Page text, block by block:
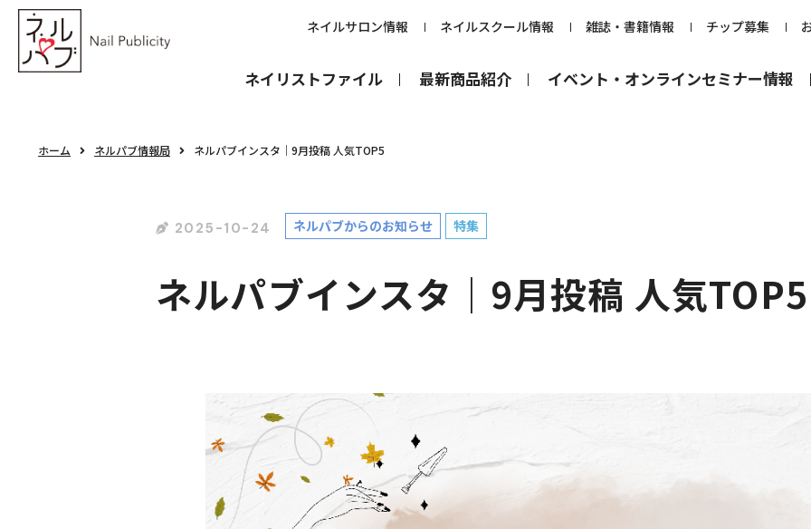
ネイルサロン情報 ネイルスクール情報 雑誌・書籍情報 チップ募集
ネイリストファイル 最新商品紹介 イベント・オンラインセミナー情報
ホーム ネルパブ情報局 ネルパブインスタ｜9月投稿 人気TOP5
2025-10-24 ネルパブからのお知らせ 特集
ネルパブインスタ｜9月投稿 人気TOP5